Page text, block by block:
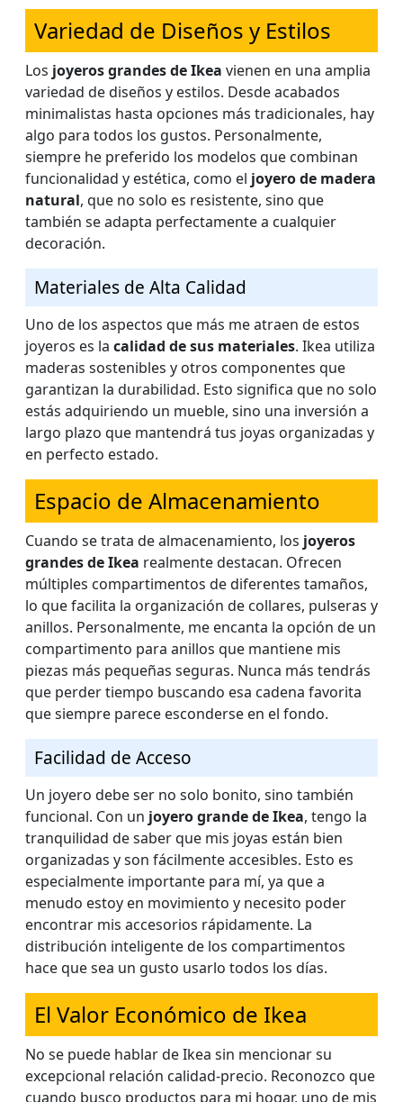
Variedad de Diseños y Estilos
Los joyeros grandes de Ikea vienen en una amplia
variedad de diseños y estilos. Desde acabados
minimalistas hasta opciones más tradicionales, hay
algo para todos los gustos. Personalmente,
siempre he preferido los modelos que combinan
funcionalidad y estética, como el joyero de madera
natural, que no solo es resistente, sino que
también se adapta perfectamente a cualquier
decoración.
Materiales de Alta Calidad
Uno de los aspectos que más me atraen de estos
joyeros es la calidad de sus materiales. Ikea utiliza
maderas sostenibles y otros componentes que
garantizan la durabilidad. Esto significa que no solo
estás adquiriendo un mueble, sino una inversión a
largo plazo que mantendrá tus joyas organizadas y
en perfecto estado.
Espacio de Almacenamiento
Cuando se trata de almacenamiento, los joyeros
grandes de Ikea realmente destacan. Ofrecen
múltiples compartimentos de diferentes tamaños,
lo que facilita la organización de collares, pulseras y
anillos. Personalmente, me encanta la opción de un
compartimento para anillos que mantiene mis
piezas más pequeñas seguras. Nunca más tendrás
que perder tiempo buscando esa cadena favorita
que siempre parece esconderse en el fondo.
Facilidad de Acceso
Un joyero debe ser no solo bonito, sino también
funcional. Con un joyero grande de Ikea, tengo la
tranquilidad de saber que mis joyas están bien
organizadas y son fácilmente accesibles. Esto es
especialmente importante para mí, ya que a
menudo estoy en movimiento y necesito poder
encontrar mis accesorios rápidamente. La
distribución inteligente de los compartimentos
hace que sea un gusto usarlo todos los días.
El Valor Económico de Ikea
No se puede hablar de Ikea sin mencionar su
excepcional relación calidad-precio. Reconozco que
cuando busco productos para mi hogar, uno de mis